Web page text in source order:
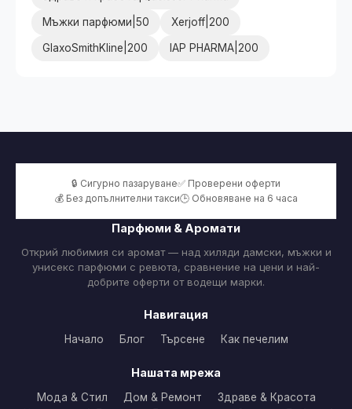
Мъжки парфюми|50 Xerjoff|200
GlaxoSmithKline|200 IAP PHARMA|200
🔒 Сигурно пазаруване✅ Проверени оферти
💰 Без допълнителни такси🕒 Обновяване на 6 часа
Парфюми & Аромати
Открий любимия си аромат — над хиляди дамски, мъжки и
унисекс парфюми с ревюта, сравнение на цени и най-
добрите оферти от водещи марки.
Навигация
Начало Блог Търсене Как печелим
Нашата мрежа
Мода & Стил Дом & Ремонт
Здраве & Красота